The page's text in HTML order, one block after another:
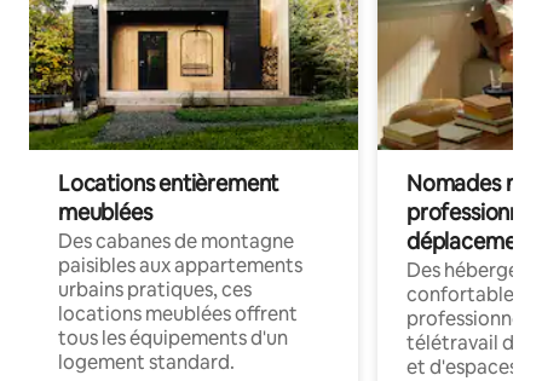
Locations entièrement
meublées
Des cabanes de montagne
paisibles aux appartements
urbains pratiques, ces
locations meublées offrent
tous les équipements d'un
logement standard.
Nomades
déplacement
Des
confortables
professionnels
télétravail
et d'espaces